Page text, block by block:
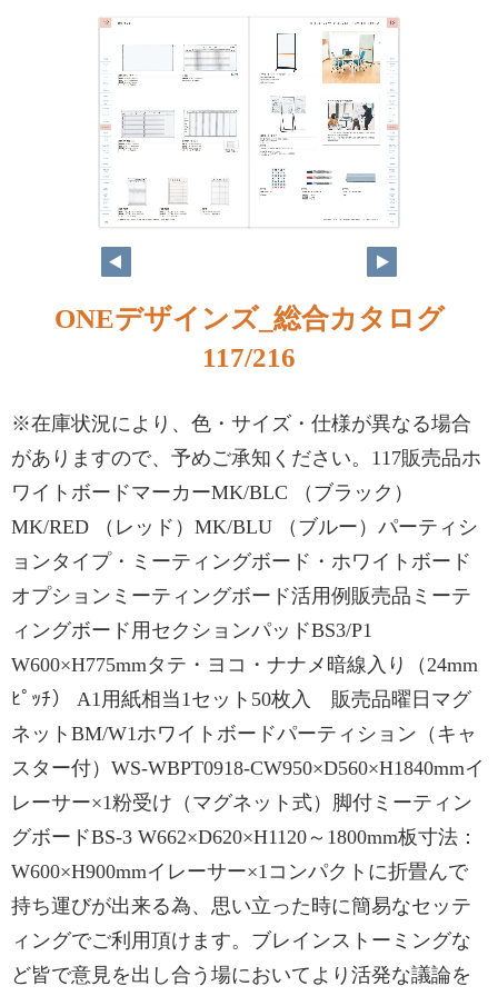
ONEデザインズ_総合カタログ
117/216
※在庫状況により、色・サイズ・仕様が異なる場合
がありますので、予めご承知ください。117販売品ホ
ワイトボードマーカーMK/BLC （ブラック）
MK/RED （レッド）MK/BLU （ブルー）パーティシ
ョンタイプ・ミーティングボード・ホワイトボード
オプションミーティングボード活用例販売品ミーテ
ィングボード用セクションパッドBS3/P1
W600×H775mmタテ・ヨコ・ナナメ暗線入り（24mm
ﾋﾟｯﾁ） A1用紙相当1セット50枚入 販売品曜日マグ
ネットBM/W1ホワイトボードパーティション（キャ
スター付）WS-WBPT0918-CW950×D560×H1840mmイ
レーサー×1粉受け（マグネット式）脚付ミーティン
グボードBS-3 W662×D620×H1120～1800mm板寸法：
W600×H900mmイレーサー×1コンパクトに折畳んで
持ち運びが出来る為、思い立った時に簡易なセッテ
ィングでご利用頂けます。ブレインストーミングな
ど皆で意見を出し合う場においてより活発な議論を